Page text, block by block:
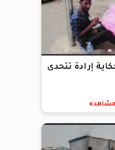
إرادة تتحدى